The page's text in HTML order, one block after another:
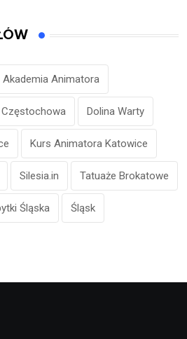
Akademia Animatora
Częstochowa Dolina Warty
Kurs Animatora Katowice
Silesia.in Tatuaże Brokatowe
Śląska Śląsk